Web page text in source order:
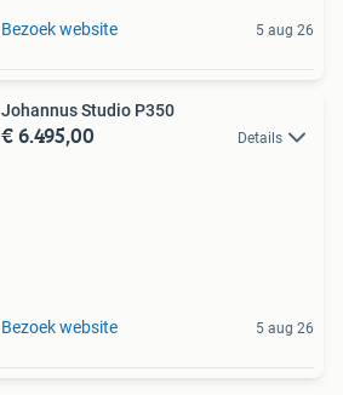
Bezoek website 5 aug 26
Johannus Studio P350
€ 6.495,00 Details
Bezoek website 5 aug 26